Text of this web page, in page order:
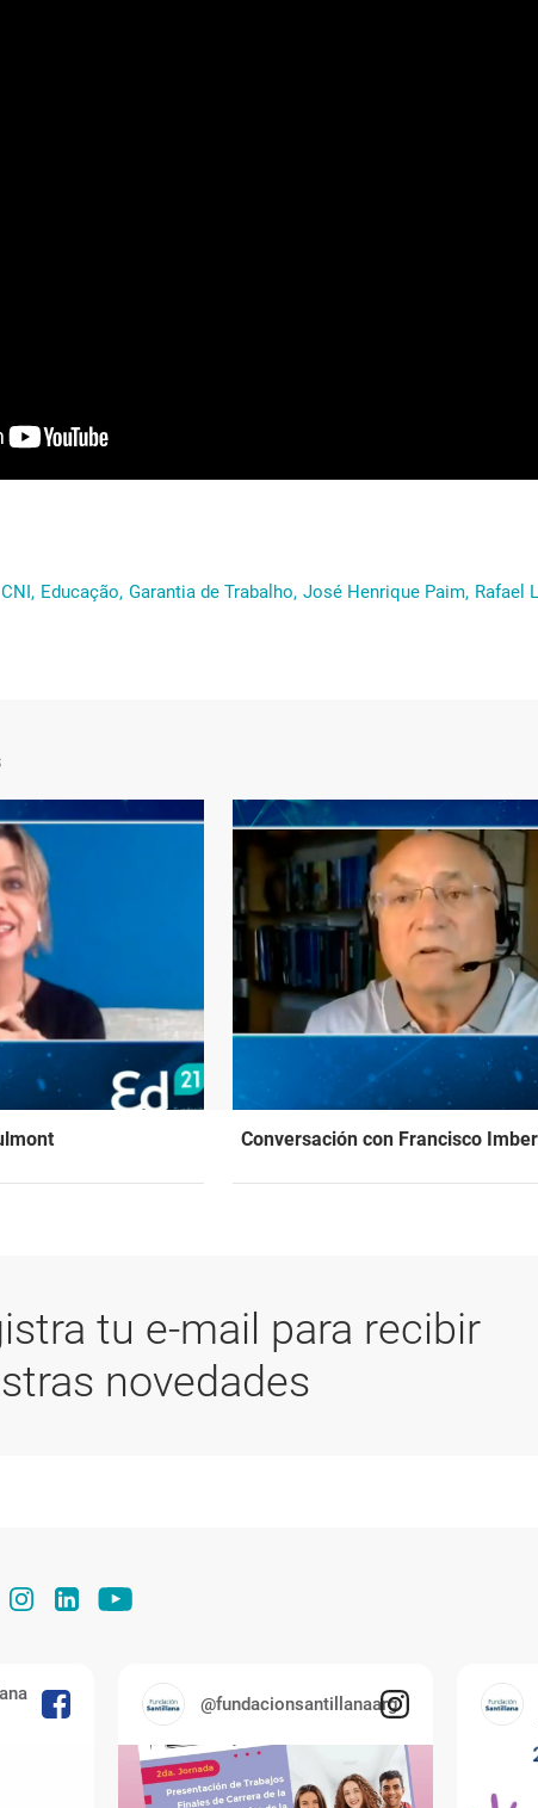
CNI, Educação, Garantia de Trabalho, José Henrique Paim, Rafael
Conversación con Francisco
tu e-mail para recibir
novedades
@fundacionsantillanaarg